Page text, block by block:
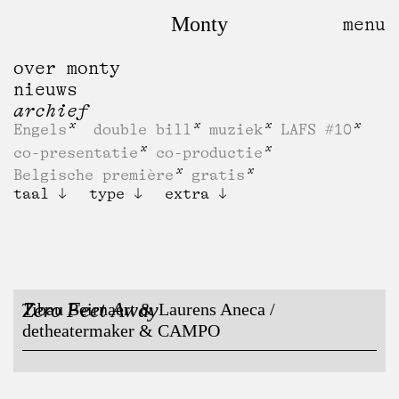
Monty
over monty
nieuws
archief
Engels double bill muziek
LAFS #10
co-presentatie
co-productie
Belgische première
gratis
taal
type extra
Zero Feet Away
Tibau Beirnaert & Laurens Aneca /
detheatermaker & CAMPO